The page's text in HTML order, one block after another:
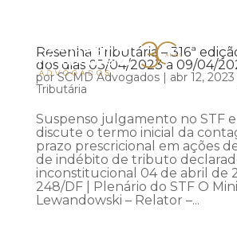
Resenha Tributária – 316ª
dos dias 03/04/2023 a 09/04/
porSCMD Advogados| abr 12, 2023
Tributária
Suspenso julgamento no STF
discute o termo inicial da
prazo prescricional em ações
de indébito de tributo
inconstitucional 04 de abril de
248/DF | Plenário do STF O
Lewandowski – Relator –...